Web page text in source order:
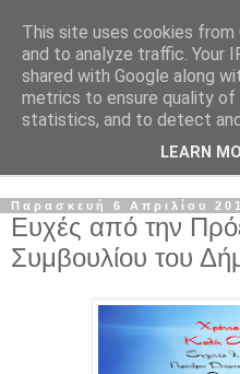
Παρασκευή 6 Απριλίου
Ευχές από την
Συμβουλίου του
This site uses cookies
and to analyze traffic. Your
shared with Google along
metrics to ensure quality of
statistics, and to detect
LEARN